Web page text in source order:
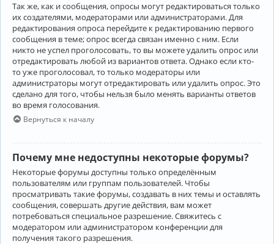
Так же, как и сообщения, опросы могут редактироваться только
их создателями, модераторами или администраторами. Для
редактирования опроса перейдите к редактированию первого
сообщения в теме; опрос всегда связан именно с ним. Если
никто не успел проголосовать, то вы можете удалить опрос или
отредактировать любой из вариантов ответа. Однако если кто-
то уже проголосовал, то только модераторы или
администраторы могут отредактировать или удалить опрос. Это
сделано для того, чтобы нельзя было менять варианты ответов
во время голосования.
Вернуться к началу
Почему мне недоступны некоторые форумы?
Некоторые форумы доступны только определённым
пользователям или группам пользователей. Чтобы
просматривать такие форумы, создавать в них темы и оставлять
сообщения, совершать другие действия, вам может
потребоваться специальное разрешение. Свяжитесь с
модератором или администратором конференции для
получения такого разрешения.